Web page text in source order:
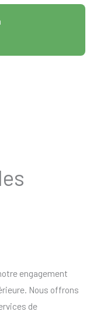
engagement
Nous offrons
de